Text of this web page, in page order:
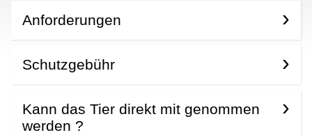
Anforderungen
Schutzgebühr
Kann das Tier direkt mit genommen
werden ?